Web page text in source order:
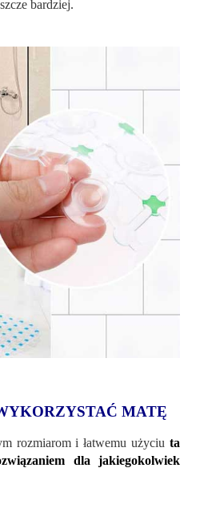
bardziej.
MATĘ
rozmiarom i łatwemu użyciu ta
dla jakiegokolwiek